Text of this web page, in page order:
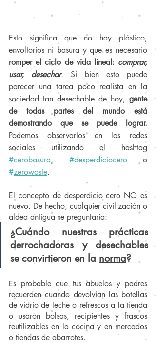
Esto significa que no hay plástico,
romper el ciclo de vida lineal: comprar,
usar, desechar. Si bien esto puede
parecer una tarea poco realista en la
sociedad tan desechable de hoy, gente
de todas partes del mundo está
Podemos observarlos en las redes
#cerobasura, #desperdiciocero
o
#zerowaste.
El concepto de desperdicio cero NO es
nuevo. De hecho, cualquier civilización o
aldea antigua se preguntaría:
¿Cuándo nuestras prácticas
derrochadoras y desechables
se convirtieron en la norma?
Es probable que tus abuelos y padres
recuerden cuando devolvían las botellas
de vidrio de leche o refrescos a la tienda
o usaron bolsas, recipientes y frascos
reutilizables en la cocina y en mercados
o tiendas de abarrotes.